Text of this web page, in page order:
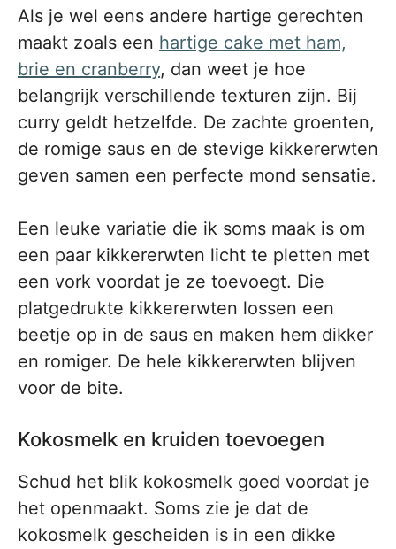
Als je wel eens andere hartige gerechten
maakt zoals een hartige cake met ham,
brie en cranberry, dan weet je hoe
belangrijk verschillende texturen zijn. Bij
curry geldt hetzelfde. De zachte groenten,
de romige saus en de stevige kikkererwten
geven samen een perfecte mond sensatie.
Een leuke variatie die ik soms maak is om
een paar kikkererwten licht te pletten met
een vork voordat je ze toevoegt. Die
platgedrukte kikkererwten lossen een
beetje op in de saus en maken hem dikker
en romiger. De hele kikkererwten blijven
voor de bite.
Kokosmelk en kruiden toevoegen
Schud het blik kokosmelk goed voordat je
het openmaakt. Soms zie je dat de
kokosmelk gescheiden is in een dikke